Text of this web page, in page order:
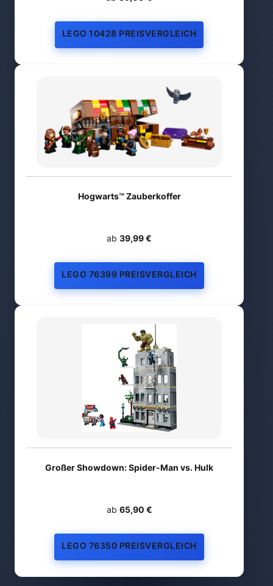
LEGO 10428 PREISVERGLEICH
Hogwarts™ Zauberkoffer
ab 39,99 €
LEGO 76399 PREISVERGLEICH
Großer Showdown: Spider-Man vs. Hulk
ab 65,90 €
LEGO 76350 PREISVERGLEICH